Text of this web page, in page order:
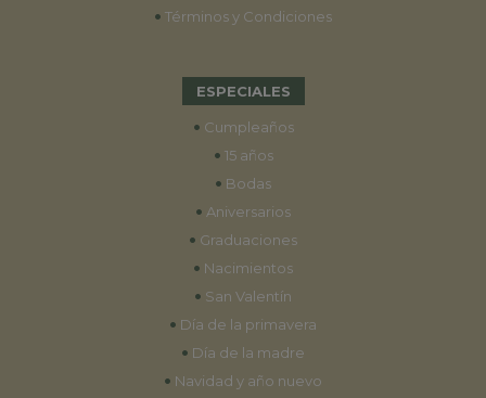
• Términos y Condiciones
ESPECIALES
• Cumpleaños
• 15 años
• Bodas
• Aniversarios
• Graduaciones
• Nacimientos
• San Valentín
• Día de la primavera
• Día de la madre
• Navidad y año nuevo